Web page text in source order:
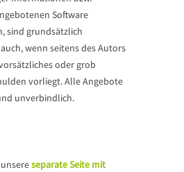
Software
sind grundsätzlich
wenn seitens des Autors
oder grob
vorliegt. Alle Angebote
unverbindlich.
separate Seite mit